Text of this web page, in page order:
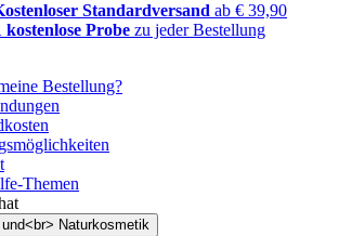
Standardversand ab € 39,90
kostenlose Probe zu jeder Bestellung
Bestellung?
Themen